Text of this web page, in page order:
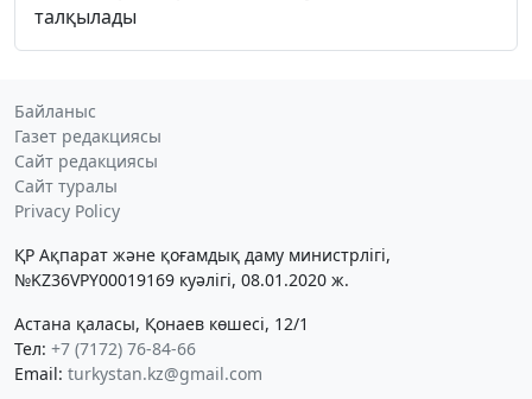
талқылады
Байланыс
Газет редакциясы
Сайт редакциясы
Сайт туралы
Privacy Policy
ҚР Ақпарат және қоғамдық даму министрлігі,
№KZ36VPY00019169 куәлігі, 08.01.2020 ж.
Астана қаласы, Қонаев көшесі, 12/1
Тел: +7 (7172) 76-84-66
Email: turkystan.kz@gmail.com